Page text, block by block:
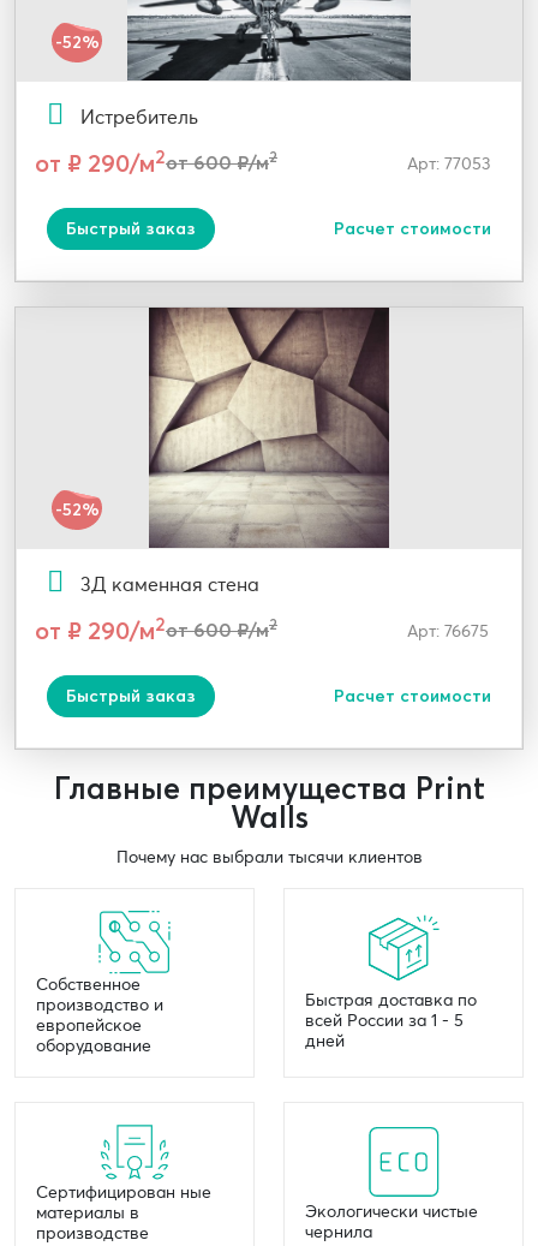
-52%
Истребитель
от ₽ 290/м2от 600 ₽/м2 Арт: 77053
Быстрый заказ Расчет стоимости
-52%
3Д каменная стена
от ₽ 290/м2от 600 ₽/м2 Арт: 76675
Быстрый заказ Расчет стоимости
Главные преимущества Print
Walls
Почему нас выбрали тысячи клиентов
Собственное
производство и
европейское
оборудование
Быстрая доставка по
всей России за 1 - 5
дней
Сертифицирован ные
материалы в
производстве
Экологически чистые
чернила